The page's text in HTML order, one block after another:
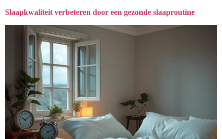
Slaapkwaliteit verbeteren door een gezonde slaaproutine